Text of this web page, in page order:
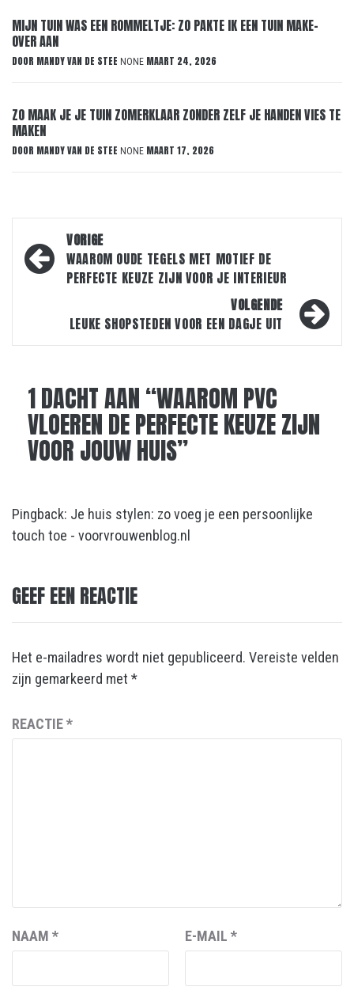
MIJN TUIN WAS EEN ROMMELTJE: ZO PAKTE IK EEN TUIN MAKE-
OVER AAN
DOOR MANDY VAN DE STEE NONE MAART 24, 2026
ZO MAAK JE JE TUIN ZOMERKLAAR ZONDER ZELF JE HANDEN VIES TE
MAKEN
DOOR MANDY VAN DE STEE NONE MAART 17, 2026
Bericht
navigatie
VORIGE
WAAROM OUDE TEGELS MET MOTIEF DE
PERFECTE KEUZE ZIJN VOOR JE INTERIEUR
VOLGENDE
LEUKE SHOPSTEDEN VOOR EEN DAGJE UIT
1 DACHT AAN “WAAROM PVC
VLOEREN DE PERFECTE KEUZE ZIJN
VOOR JOUW HUIS”
Pingback: Je huis stylen: zo voeg je een persoonlijke
touch toe - voorvrouwenblog.nl
GEEF EEN REACTIE
Het e-mailadres wordt niet gepubliceerd. Vereiste velden
zijn gemarkeerd met *
REACTIE*
NAAM * E-MAIL *